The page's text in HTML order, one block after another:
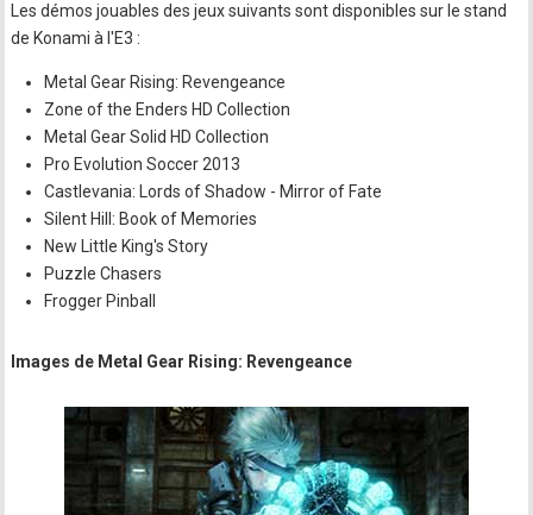
Les démos jouables des jeux suivants sont disponibles sur le stand
de Konami à l'E3 :
Metal Gear Rising: Revengeance
Zone of the Enders HD Collection
Metal Gear Solid HD Collection
Pro Evolution Soccer 2013
Castlevania: Lords of Shadow - Mirror of Fate
Silent Hill: Book of Memories
New Little King's Story
Puzzle Chasers
Frogger Pinball
Images de Metal Gear Rising: Revengeance